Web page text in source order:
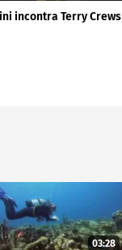
incontra Terry Crews
03:28